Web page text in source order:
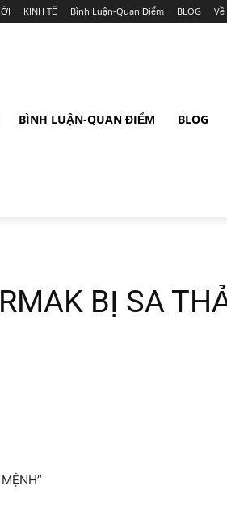
KINH TẾ Bình Luận-Quan Điểm BLOG
BÌNH LUẬN-QUAN ĐIỂM BLOG
BỊ SA